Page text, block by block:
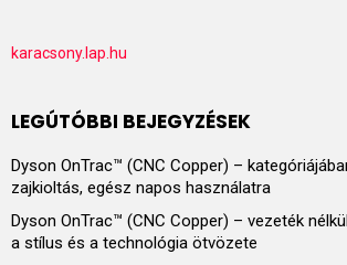
karacsony.lap.hu
LEGÚTÓBBI BEJEGYZÉSEK
Dyson OnTrac™ (CNC Copper) –
zajkioltás, egész napos használatra
Dyson OnTrac™ (CNC Copper) – vezeték
a stílus és a technológia ötvözete